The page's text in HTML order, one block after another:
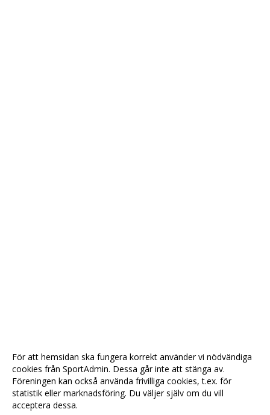
För att hemsidan ska fungera korrekt använder vi nödvändiga
cookies från SportAdmin. Dessa går inte att stänga av.
Föreningen kan också använda frivilliga cookies, t.ex. för
statistik eller marknadsföring. Du väljer själv om du vill
acceptera dessa.